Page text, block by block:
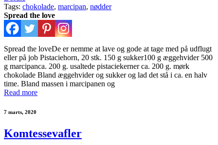
Tags: chokolade, marcipan, nødder
Spread the love
Spread the loveDe er nemme at lave og gode at tage med på udflugt
eller på job Pistaciehorn, 20 stk. 150 g sukker100 g æggehvider 500
g marcipanca. 200 g. usaltede pistaciekerner ca. 200 g. mørk
chokolade Bland æggehvider og sukker og lad det stå i ca. en halv
time. Bland massen i marcipanen og
Read more
7 marts, 2020
Komtessevafler